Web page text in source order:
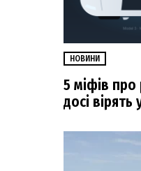
НОВИНИ
5 міфів про
досі вірять